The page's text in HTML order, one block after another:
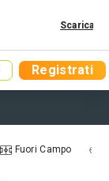
Scarica
Registrati
Fuori Campo